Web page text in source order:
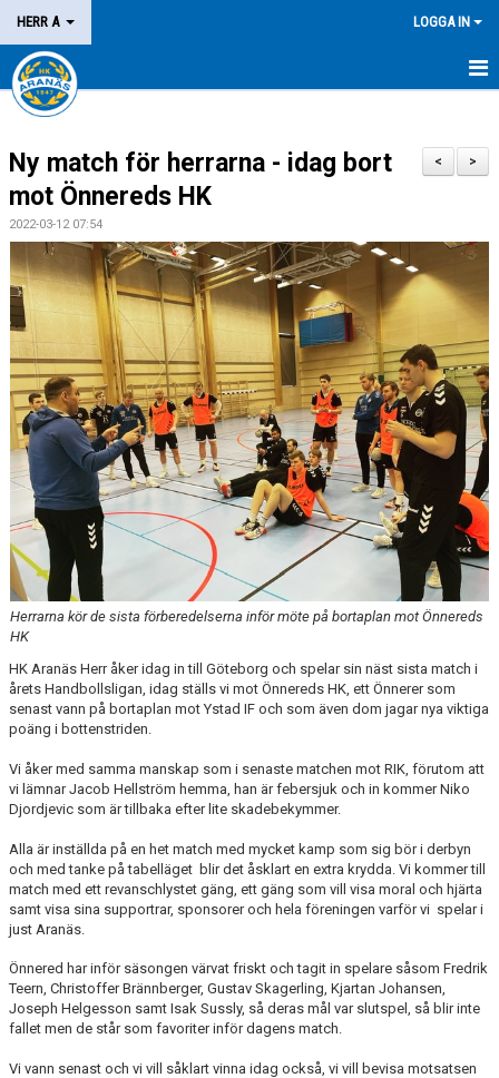
HERR A LOGGA IN
HEM
NYHETER
KALENDER
MATCHER
KONTAKT
>
<
Ny match för herrarna - idag bort
mot Önnereds HK
2022-03-12 07:54
Herrarna kör de sista förberedelserna inför möte på bortaplan mot Önnereds
HK
HK Aranäs Herr åker idag in till Göteborg och spelar sin näst sista match i
årets Handbollsligan, idag ställs vi mot Önnereds HK, ett Önnerer som
senast vann på bortaplan mot Ystad IF och som även dom jagar nya viktiga
poäng i bottenstriden.
Vi åker med samma manskap som i senaste matchen mot RIK, förutom att
vi lämnar Jacob Hellström hemma, han är febersjuk och in kommer Niko
Djordjevic som är tillbaka efter lite skadebekymmer.
Alla är inställda på en het match med mycket kamp som sig bör i derbyn
och med tanke på tabelläget blir det åsklart en extra krydda. Vi kommer till
match med ett revanschlystet gäng, ett gäng som vill visa moral och hjärta
samt visa sina supportrar, sponsorer och hela föreningen varför vi spelar i
just Aranäs.
Önnered har inför säsongen värvat friskt och tagit in spelare såsom Fredrik
Teern, Christoffer Brännberger, Gustav Skagerling, Kjartan Johansen,
Joseph Helgesson samt Isak Sussly, så deras mål var slutspel, så blir inte
fallet men de står som favoriter inför dagens match.
Vi vann senast och vi vill såklart vinna idag också, vi vill bevisa motsatsen